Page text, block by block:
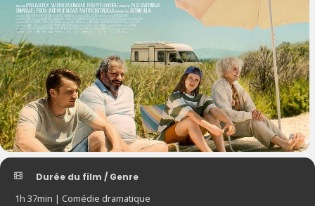
Durée du film / Genre
1h 37min | Comédie dramatique